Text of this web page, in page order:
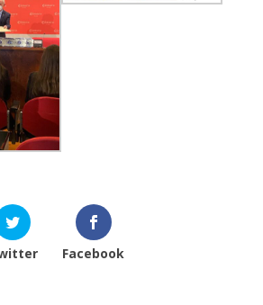
Facebook